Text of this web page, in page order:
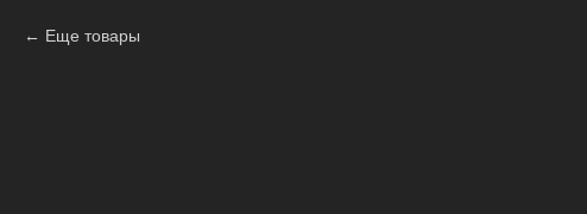
Еще товары